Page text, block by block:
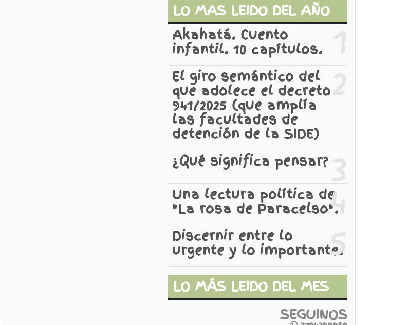
LO MAS LEIDO DEL AÑO
1
Akahatá. Cuento
infantil. 10 capítulos.
2
El giro semántico del
que adolece el decreto
941/2025 (que amplía
las facultades de
detención de la SIDE)
3
¿Qué significa pensar?
4
Una lectura política de
"La rosa de Paracelso".
5
Discernir entre lo
urgente y lo importante.
LO MÁS LEIDO DEL MES
SEGUINOS